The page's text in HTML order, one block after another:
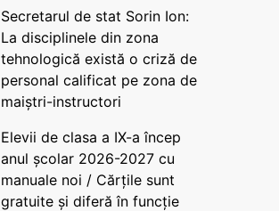
Secretarul de stat Sorin Ion:
La disciplinele din zona
tehnologică există o criză de
personal calificat pe zona de
maiștri-instructori
Elevii de clasa a IX-a încep
anul școlar 2026-2027 cu
manuale noi / Cărțile sunt
gratuite și diferă în funcție